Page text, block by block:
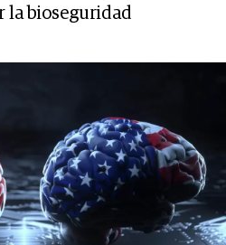
la bioseguridad